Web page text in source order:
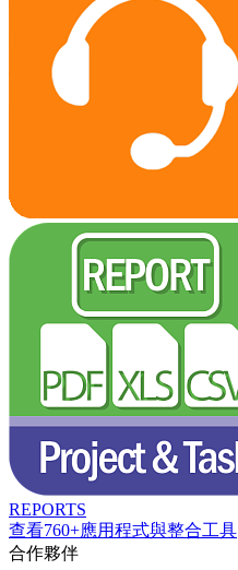
REPORTS
查看760+應用程式與整合工具
合作夥伴